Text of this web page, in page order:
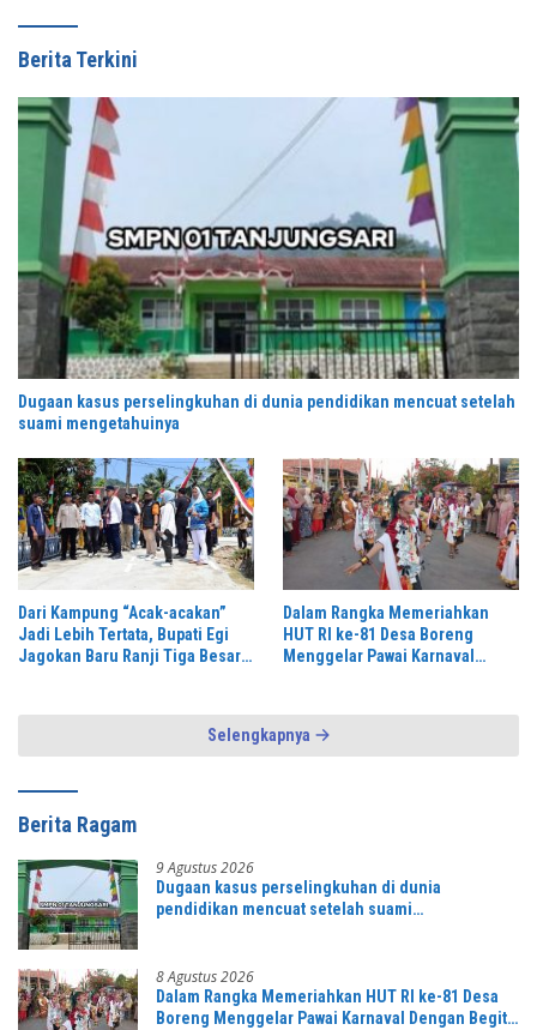
Berita Terkini
Dugaan kasus perselingkuhan di dunia pendidikan mencuat setelah
suami mengetahuinya
Dari Kampung “Acak-acakan”
Jadi Lebih Tertata, Bupati Egi
Jagokan Baru Ranji Tiga Besar
Dalam Rangka Memeriahkan
HUT RI ke-81 Desa Boreng
Menggelar Pawai Karnaval
Selengkapnya
Berita Ragam
9 Agustus 2026
Dugaan kasus perselingkuhan di dunia
pendidikan mencuat setelah suami
8 Agustus 2026
Dalam Rangka Memeriahkan HUT RI ke-81 Desa
Boreng Menggelar Pawai Karnaval Dengan Begitu